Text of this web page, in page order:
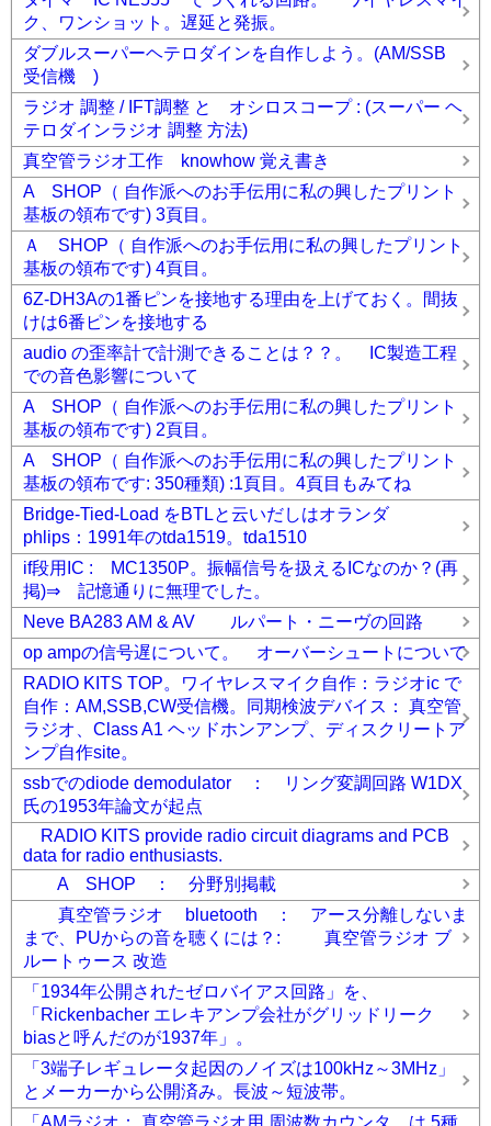
ク、ワンショット。遅延と発振。
ダブルスーパーヘテロダインを自作しよう。(AM/SSB
受信機 )
ラジオ 調整 / IFT調整 と オシロスコープ : (スーパー ヘ
テロダインラジオ 調整 方法)
真空管ラジオ工作 knowhow 覚え書き
A SHOP（ 自作派へのお手伝用に私の興したプリント
基板の領布です) 3頁目。
Ａ SHOP（ 自作派へのお手伝用に私の興したプリント
基板の領布です) 4頁目。
6Z-DH3Aの1番ピンを接地する理由を上げておく。間抜
けは6番ピンを接地する
audio の歪率計で計測できることは？？。 IC製造工程
での音色影響について
A SHOP（ 自作派へのお手伝用に私の興したプリント
基板の領布です) 2頁目。
A SHOP（ 自作派へのお手伝用に私の興したプリント
基板の領布です: 350種類) :1頁目。4頁目もみてね
Bridge-Tied-Load をBTLと云いだしはオランダ
phlips：1991年のtda1519。tda1510
if段用IC : MC1350P。振幅信号を扱えるICなのか？(再
掲)⇒ 記憶通りに無理でした。
Neve BA283 AM & AV ルパート・ニーヴの回路
op ampの信号遅について。 オーバーシュートについて
RADIO KITS TOP。ワイヤレスマイク自作：ラジオic で
自作：AM,SSB,CW受信機。同期検波デバイス： 真空管
ラジオ、Class A1 ヘッドホンアンプ、ディスクリートア
ンプ自作site。
ssbでのdiode demodulator ： リング変調回路 W1DX
氏の1953年論文が起点
RADIO KITS provide radio circuit diagrams and PCB
data for radio enthusiasts.
A SHOP ： 分野別掲載
真空管ラジオ bluetooth ： アース分離しないま
まで、PUからの音を聴くには？: 真空管ラジオ ブ
ルートゥース 改造
「1934年公開されたゼロバイアス回路」を、
「Rickenbacher エレキアンプ会社がグリッドリーク
biasと呼んだのが1937年」。
「3端子レギュレータ起因のノイズは100kHz～3MHz」
とメーカーから公開済み。長波～短波帯。
「AMラジオ： 真空管ラジオ用 周波数カウンタ は 5種